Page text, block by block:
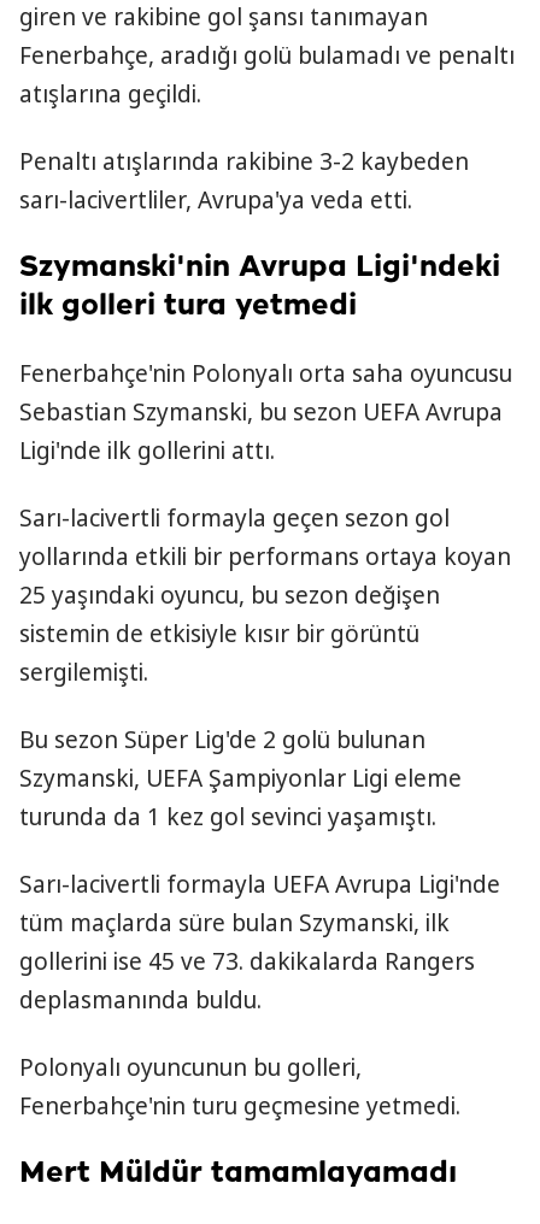
giren ve rakibine gol şansı tanımayan
Fenerbahçe, aradığı golü bulamadı ve penaltı
atışlarına geçildi.
Penaltı atışlarında rakibine 3-2 kaybeden
sarı-lacivertliler, Avrupa'ya veda etti.
Szymanski'nin Avrupa Ligi'ndeki
ilk golleri tura yetmedi
Fenerbahçe'nin Polonyalı orta saha oyuncusu
Sebastian Szymanski, bu sezon UEFA Avrupa
Ligi'nde ilk gollerini attı.
Sarı-lacivertli formayla geçen sezon gol
yollarında etkili bir performans ortaya koyan
25 yaşındaki oyuncu, bu sezon değişen
sistemin de etkisiyle kısır bir görüntü
sergilemişti.
Bu sezon Süper Lig'de 2 golü bulunan
Szymanski, UEFA Şampiyonlar Ligi eleme
turunda da 1 kez gol sevinci yaşamıştı.
Sarı-lacivertli formayla UEFA Avrupa Ligi'nde
tüm maçlarda süre bulan Szymanski, ilk
gollerini ise 45 ve 73. dakikalarda Rangers
deplasmanında buldu.
Polonyalı oyuncunun bu golleri,
Fenerbahçe'nin turu geçmesine yetmedi.
Mert Müldür tamamlayamadı